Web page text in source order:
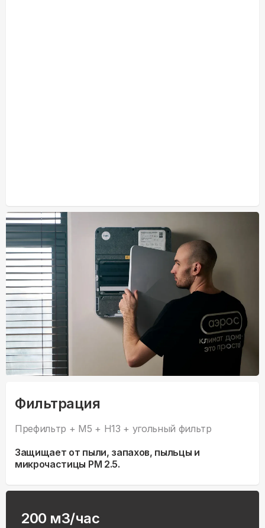
Фильтрация
Префильтр + M5 + H13 + угольный фильтр
Защищает от пыли, запахов, пыльцы и
микрочастицы PM 2.5.
200 м3/час